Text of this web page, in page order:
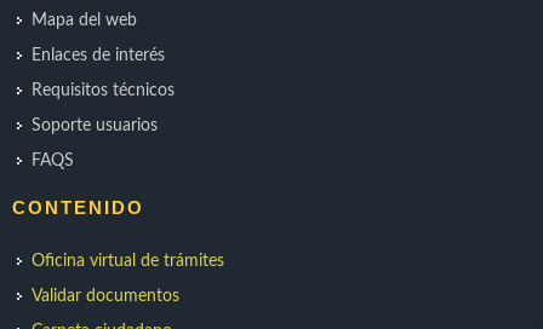
Mapa del web
Enlaces de interés
Requisitos técnicos
Soporte usuarios
FAQS
CONTENIDO
Oficina virtual de trámites
Validar documentos